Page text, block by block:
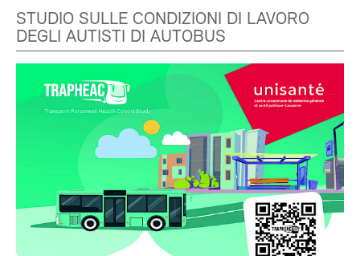
STUDIO SULLE CONDIZIONI DI LAVORO
DEGLI AUTISTI DI AUTOBUS